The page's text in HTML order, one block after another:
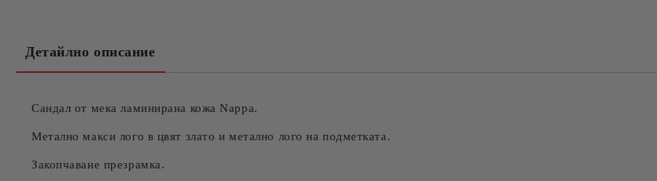
Детайлно описание
Сандал от мека ламинирана кожа Nappa.
Метално макси лого в цвят злато и метално лого на подметката.
Закопчаване презрамка.